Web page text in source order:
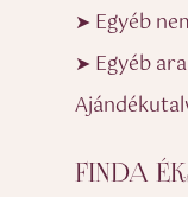
➤ Egyéb
➤ Egyéb
FINDA